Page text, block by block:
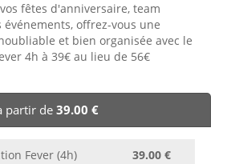
fêtes d'anniversaire, team
offrez-vous une
et bien organisée avec le
4h à 39€ au lieu de 56€
partir de 39.00 €
Fever (4h) 39.00 €